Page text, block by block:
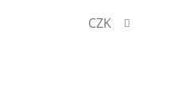
CZK